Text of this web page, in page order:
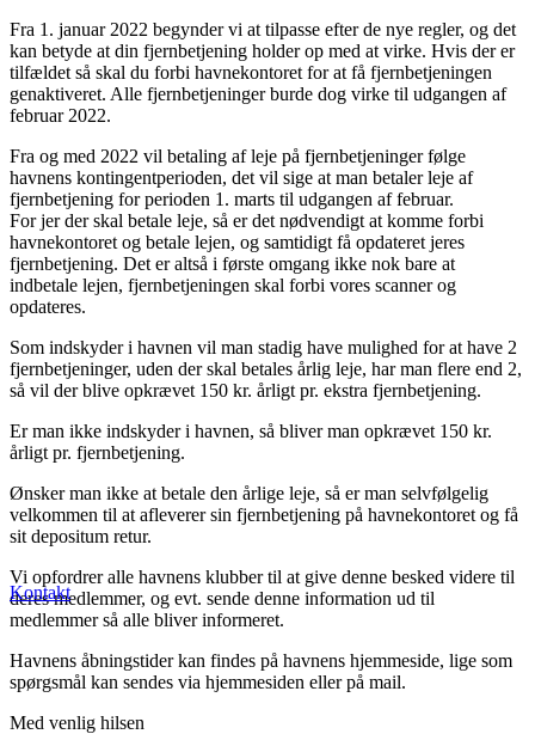
Kontakt
Fra 1. januar 2022 begynder vi at tilpasse efter de nye regler, og det
kan betyde at din fjernbetjening holder op med at virke. Hvis der er
tilfældet så skal du forbi havnekontoret for at få fjernbetjeningen
genaktiveret. Alle fjernbetjeninger burde dog virke til udgangen af
februar 2022.
Fra og med 2022 vil betaling af leje på fjernbetjeninger følge
havnens kontingentperioden, det vil sige at man betaler leje af
fjernbetjening for perioden 1. marts til udgangen af februar.
For jer der skal betale leje, så er det nødvendigt at komme forbi
havnekontoret og betale lejen, og samtidigt få opdateret jeres
fjernbetjening. Det er altså i første omgang ikke nok bare at
indbetale lejen, fjernbetjeningen skal forbi vores scanner og
opdateres.
Som indskyder i havnen vil man stadig have mulighed for at have 2
fjernbetjeninger, uden der skal betales årlig leje, har man flere end 2,
så vil der blive opkrævet 150 kr. årligt pr. ekstra fjernbetjening.
Er man ikke indskyder i havnen, så bliver man opkrævet 150 kr.
årligt pr. fjernbetjening.
Ønsker man ikke at betale den årlige leje, så er man selvfølgelig
velkommen til at afleverer sin fjernbetjening på havnekontoret og få
sit depositum retur.
Vi opfordrer alle havnens klubber til at give denne besked videre til
deres medlemmer, og evt. sende denne information ud til
medlemmer så alle bliver informeret.
Havnens åbningstider kan findes på havnens hjemmeside, lige som
spørgsmål kan sendes via hjemmesiden eller på mail.
Med venlig hilsen